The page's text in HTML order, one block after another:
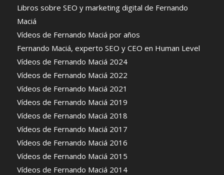
Libros sobre SEO y marketing digital de Fernando
Maciá
Vídeos de Fernando Maciá por años
Fernando Maciá, experto SEO y CEO en Human Level
Vídeos de Fernando Maciá 2024
Vídeos de Fernando Maciá 2022
Vídeos de Fernando Maciá 2021
Vídeos de Fernando Maciá 2019
Vídeos de Fernando Maciá 2018
Vídeos de Fernando Maciá 2017
Vídeos de Fernando Maciá 2016
Vídeos de Fernando Maciá 2015
Vídeos de Fernando Maciá 2014